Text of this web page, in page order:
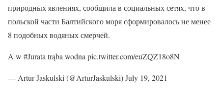
природных явлениях, сообщила в социальных сетях, что в
польской части Балтийского моря сформировалось не менее
8 подобных водяных смерчей.
A w #Jurata trąba wodna pic.twitter.com/euZQZ18o8N
— Artur Jaskulski (@ArturJaskulski) July 19, 2021